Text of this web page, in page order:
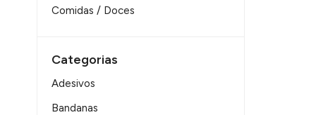
Comidas / Doces
Categorias
Adesivos
Bandanas